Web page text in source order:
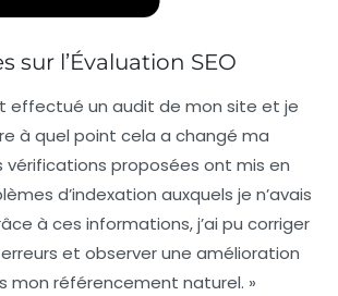
sur l’Évaluation SEO
effectué un audit de mon site et je
à quel point cela a changé ma
vérifications proposées ont mis en
d’indexation auxquels je n’avais
à ces informations, j’ai pu corriger
et observer une amélioration
mon référencement naturel. »